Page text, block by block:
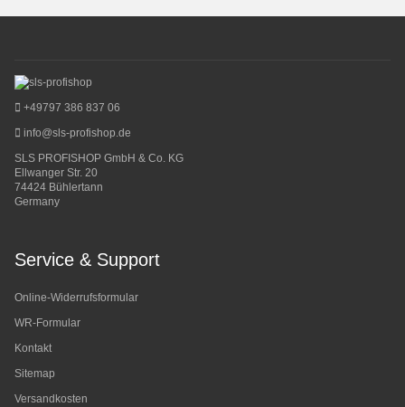
+49797 386 837 06
info@sls-profishop.de
SLS PROFISHOP GmbH & Co. KG
Ellwanger Str. 20
74424 Bühlertann
Germany
Service & Support
Online-Widerrufsformular
WR-Formular
Kontakt
Sitemap
Versandkosten